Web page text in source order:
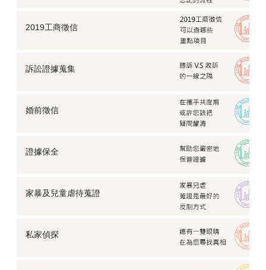
2019工商徵信
訴訟證據蒐集
婚前徵信
證據保全
家暴及兒童虐待蒐證
私家偵探